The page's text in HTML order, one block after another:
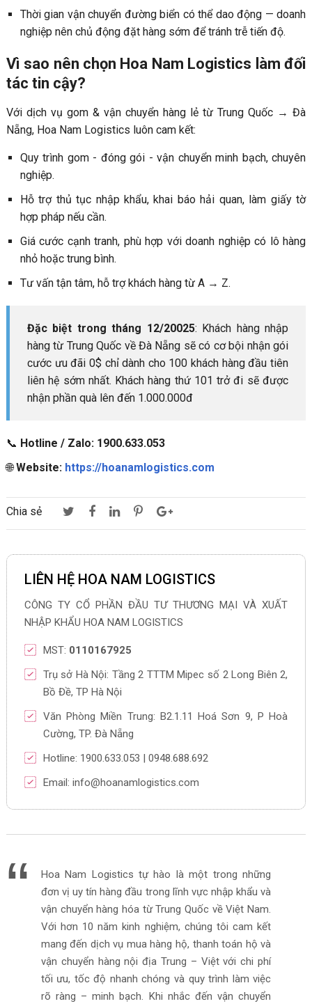
Thời gian vận chuyển đường biển có thể dao động — doanh
nghiệp nên chủ động đặt hàng sớm để tránh trễ tiến độ.
Vì sao nên chọn Hoa Nam Logistics làm đối
tác tin cậy?
Với dịch vụ gom & vận chuyển hàng lẻ từ Trung Quốc → Đà
Nẵng, Hoa Nam Logistics luôn cam kết:
Quy trình gom - đóng gói - vận chuyển minh bạch, chuyên
nghiệp.
Hỗ trợ thủ tục nhập khẩu, khai báo hải quan, làm giấy tờ
hợp pháp nếu cần.
Giá cước cạnh tranh, phù hợp với doanh nghiệp có lô hàng
nhỏ hoặc trung bình.
Tư vấn tận tâm, hỗ trợ khách hàng từ A → Z.
Đặc biệt trong tháng 12/20025: Khách hàng nhập
hàng từ Trung Quốc về Đà Nẵng sẽ có cơ bội nhận gói
cước ưu đãi 0$ chỉ dành cho 100 khách hàng đầu tiên
liên hệ sớm nhất. Khách hàng thứ 101 trở đi sẽ được
nhận phần quà lên đến 1.000.000đ
📞 Hotline / Zalo: 1900.633.053
🌐Website: https://hoanamlogistics.com
Chia sẻ
LIÊN HỆ HOA NAM LOGISTICS
CÔNG TY CỔ PHẦN ĐẦU TƯ THƯƠNG MẠI VÀ XUẤT
NHẬP KHẨU HOA NAM LOGISTICS
MST: 0110167925
Trụ sở Hà Nội: Tầng 2 TTTM Mipec số 2 Long Biên 2,
Bồ Đề, TP Hà Nội
Văn Phòng Miền Trung: B2.1.11 Hoá Sơn 9, P Hoà
Cường, TP. Đà Nẵng
Hotline: 1900.633.053 | 0948.688.692
Email: info@hoanamlogistics.com
Hoa Nam Logistics tự hào là một trong những
đơn vị uy tín hàng đầu trong lĩnh vực nhập khẩu và
vận chuyển hàng hóa từ Trung Quốc về Việt Nam.
Với hơn 10 năm kinh nghiệm, chúng tôi cam kết
mang đến dịch vụ mua hàng hộ, thanh toán hộ và
vận chuyển hàng nội địa Trung – Việt với chi phí
tối ưu, tốc độ nhanh chóng và quy trình làm việc
rõ ràng – minh bạch. Khi nhắc đến vận chuyển